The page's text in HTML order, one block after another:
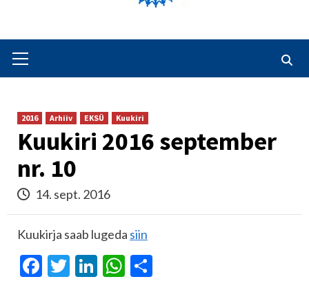
Menu
2016 Arhiiv EKSÜ Kuukiri
Kuukiri 2016 september
nr. 10
14. sept. 2016
Kuukirja saab lugeda siin
Facebook
Twitter
LinkedIn
WhatsApp